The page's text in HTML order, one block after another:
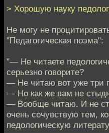
> Хорошую науку
Не могу не
"Педагогическая поэма":
"— Не читаете
серьезно говорите?
— Не читаю вот уже три
— Но как же вам не
— Вообще читаю. И не
очень сочувствую тем,
педологическую